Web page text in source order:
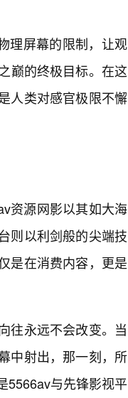
理屏幕的限制，让观
巅的终极目标。在这
人类对感官极限不懈
资源网影以其如大海
则以利剑般的尖端技
是在消费内容，更是
往永远不会改变。当
中射出，那一刻，所
5566av与先锋影视平